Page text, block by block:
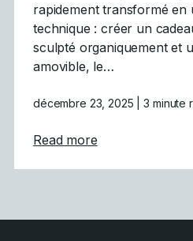
rapidement transformé en
technique : créer un
sculpté organiquement et
amovible, le…
décembre 23, 2025 | 3 minute
Read moreabout Défi des